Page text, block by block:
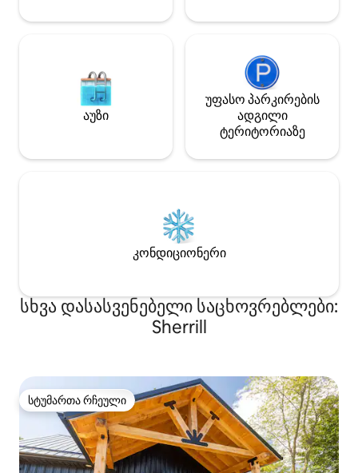
აუზი
უფასო პარკირების
ადგილი
ტერიტორიაზე
კონდიციონერი
სხვა დასასვენებელი საცხოვრებლები:
Sherrill
სტუმართა რჩეული
სტუმართა რჩეული